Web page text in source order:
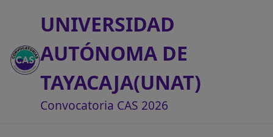
UNIVERSIDAD
AUTÓNOMA DE
TAYACAJA(UNAT)
Convocatoria CAS 2026